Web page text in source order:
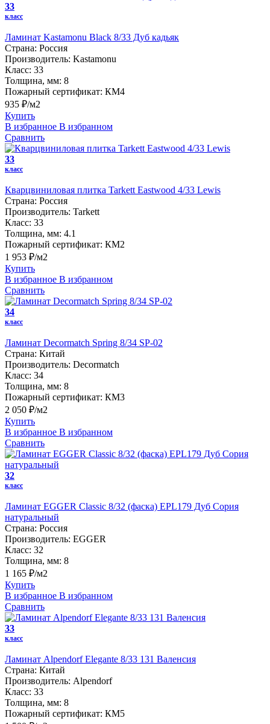
33
класс
Ламинат Kastamonu Black 8/33 Дуб кадьяк
Страна: Россия
Производитель: Kastamonu
Класс: 33
Толщина, мм: 8
Пожарный сертификат: КМ4
935 ₽/м2
Купить
В избранное В избранном
Сравнить
33
класс
Кварцвиниловая плитка Tarkett Eastwood 4/33 Lewis
Страна: Россия
Производитель: Tarkett
Класс: 33
Толщина, мм: 4.1
Пожарный сертификат: КМ2
1 953 ₽/м2
Купить
В избранное В избранном
Сравнить
34
класс
Ламинат Decormatch Spring 8/34 SP-02
Страна: Китай
Производитель: Decormatch
Класс: 34
Толщина, мм: 8
Пожарный сертификат: КМ3
2 050 ₽/м2
Купить
В избранное В избранном
Сравнить
32
класс
Ламинат EGGER Classic 8/32 (фаска) EPL179 Дуб Сория
натуральный
Страна: Россия
Производитель: EGGER
Класс: 32
Толщина, мм: 8
1 165 ₽/м2
Купить
В избранное В избранном
Сравнить
33
класс
Ламинат Alpendorf Elegante 8/33 131 Валенсия
Страна: Китай
Производитель: Alpendorf
Класс: 33
Толщина, мм: 8
Пожарный сертификат: КМ5